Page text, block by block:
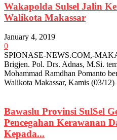
Wakapolda Sulsel Jalin
Walikota Makassar
January 4, 2019
0
SPIONASE-NEWS.COM,-
Brigjen. Pol. Drs. Adnas, M.Si.
Mohammad Ramdhan Pomanto
Walikota Makassar, Kamis (03/12)
Bawaslu Provinsi SulSel
Pencegahan Kerawanan
Kepada...